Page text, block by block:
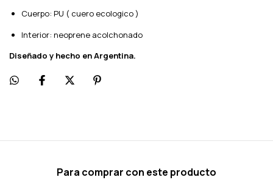
Cuerpo: PU ( cuero ecologico )
Interior: neoprene acolchonado
Diseñado y hecho en Argentina.
Para comprar con este producto